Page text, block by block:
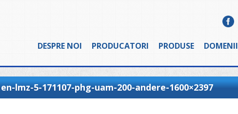
DESPRE NOI PRODUCATORI PRODUSE DOMENII
en-lmz-5-171107-phg-uam-200-andere-1600×2397